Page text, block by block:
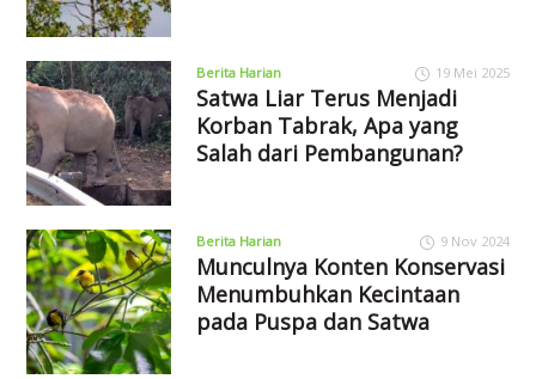
Berita Harian 19 Mei 2025
Satwa Liar Terus Menjadi
Korban Tabrak, Apa yang
Salah dari Pembangunan?
Berita Harian 9 Nov 2024
Munculnya Konten Konservasi
Menumbuhkan Kecintaan
pada Puspa dan Satwa